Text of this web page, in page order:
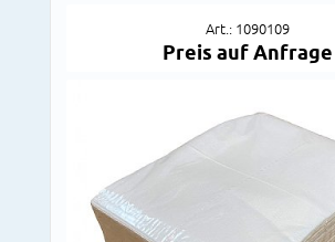
Art.: 1090109
Preis auf Anfrage